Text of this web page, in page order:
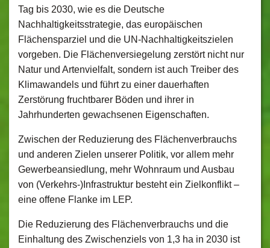
Tag bis 2030, wie es die Deutsche
Nachhaltigkeitsstrategie, das europäischen
Flächensparziel und die UN-Nachhaltigkeitszielen
vorgeben. Die Flächenversiegelung zerstört nicht nur
Natur und Artenvielfalt, sondern ist auch Treiber des
Klimawandels und führt zu einer dauerhaften
Zerstörung fruchtbarer Böden und ihrer in
Jahrhunderten gewachsenen Eigenschaften.
Zwischen der Reduzierung des Flächenverbrauchs
und anderen Zielen unserer Politik, vor allem mehr
Gewerbeansiedlung, mehr Wohnraum und Ausbau
von (Verkehrs-)Infrastruktur besteht ein Zielkonflikt –
eine offene Flanke im LEP.
Die Reduzierung des Flächenverbrauchs und die
Einhaltung des Zwischenziels von 1,3 ha in 2030 ist